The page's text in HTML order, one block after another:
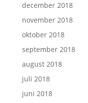
december 2018
november 2018
oktober 2018
september 2018
august 2018
juli 2018
juni 2018